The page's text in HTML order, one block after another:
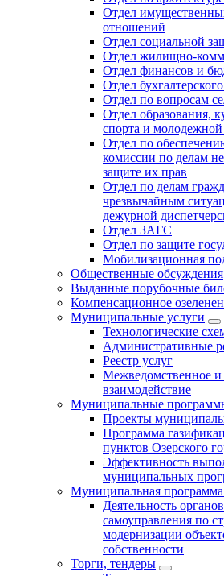
Отдел
отношений
Отдел социальной
Отдел жилищно-
Отдел финансов и
Отдел
Отдел по вопросам
Отдел образования,
спорта и
Отдел по
комиссии по делам
защите их прав
Отдел по делам
чрезвычайным
дежурной
Отдел ЗАГС
Отдел по защите
Мобилизационная
Общественные обсуждения
Выданные порубочные
Компенсационное
Муниципальные услуги
Технологические
Административные
Реестр услуг
Межведомственное
взаимодействие
Муниципальные
Проекты
Программа
пунктов Озерского
Эффективность
муниципальных
Муниципальная
Деятельность
самоуправления по
модернизации
собственности
Торги, тендеры